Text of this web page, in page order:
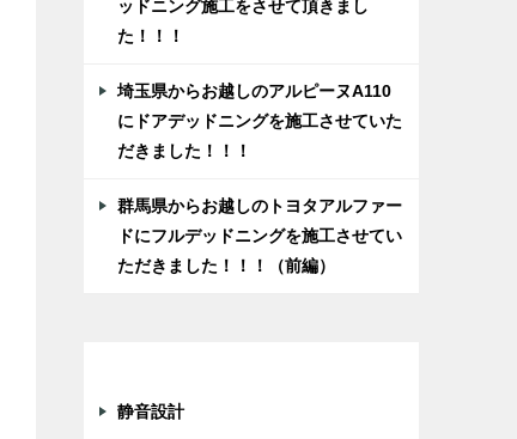
ッドニング施工をさせて頂きまし
た！！！
埼玉県からお越しのアルピーヌA110
にドアデッドニングを施工させていた
だきました！！！
群馬県からお越しのトヨタアルファー
ドにフルデッドニングを施工させてい
ただきました！！！（前編）
静音設計